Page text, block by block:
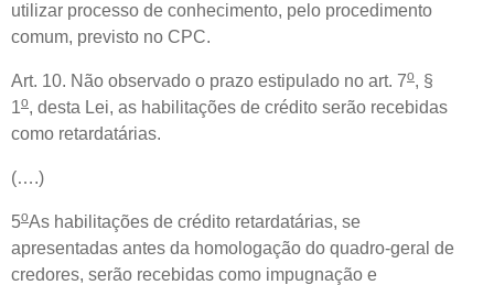
utilizar processo de conhecimento, pelo procedimento
comum, previsto no CPC.
Art. 10. Não observado o prazo estipulado no art. 7o, §
1o, desta Lei, as habilitações de crédito serão recebidas
como retardatárias.
(….)
5oAs habilitações de crédito retardatárias, se
apresentadas antes da homologação do quadro-geral de
credores, serão recebidas como impugnação e